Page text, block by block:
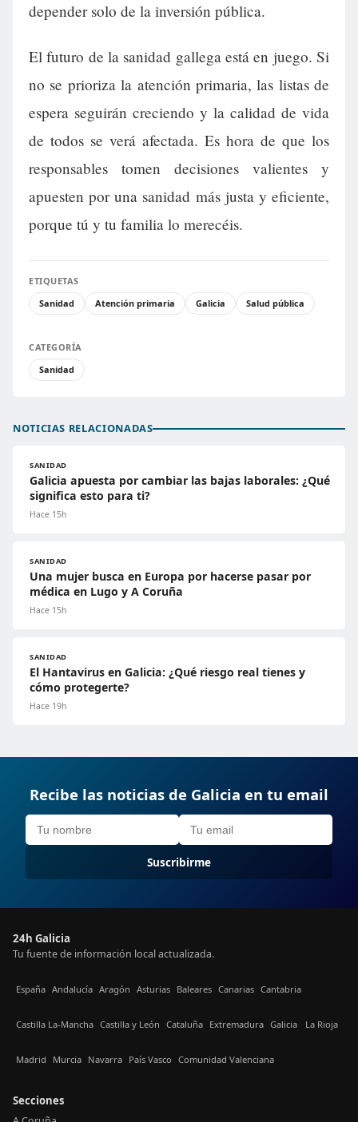
depender solo de la inversión pública.
El futuro de la sanidad gallega está en juego. Si
no se prioriza la atención primaria, las listas de
espera seguirán creciendo y la calidad de vida
de todos se verá afectada. Es hora de que los
responsables tomen decisiones valientes y
apuesten por una sanidad más justa y eficiente,
porque tú y tu familia lo merecéis.
ETIQUETAS
Sanidad
Atención primaria Galicia Salud pública
CATEGORÍA
Sanidad
NOTICIAS RELACIONADAS
SANIDAD
Galicia apuesta por cambiar las bajas laborales: ¿Qué
significa esto para ti?
Hace 15h
SANIDAD
Una mujer busca en Europa por hacerse pasar por
médica en Lugo y A Coruña
Hace 15h
SANIDAD
El Hantavirus en Galicia: ¿Qué riesgo real tienes y
cómo protegerte?
Hace 19h
Recibe las noticias de Galicia en tu email
Suscribirme
24h Galicia
Tu fuente de información local actualizada.
España Andalucía Aragón Asturias Baleares Canarias Cantabria
Castilla La-Mancha Castilla y León Cataluña Extremadura Galicia La Rioja
Madrid Murcia Navarra País Vasco Comunidad Valenciana
Secciones